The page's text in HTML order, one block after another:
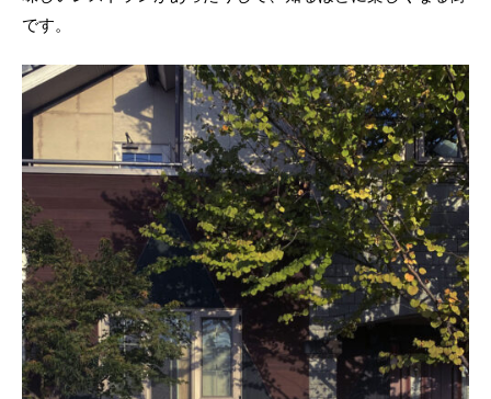
です。